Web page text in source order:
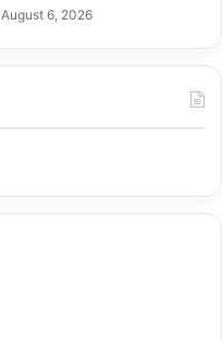
August 6, 2026